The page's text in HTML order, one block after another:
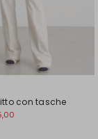
con tasche